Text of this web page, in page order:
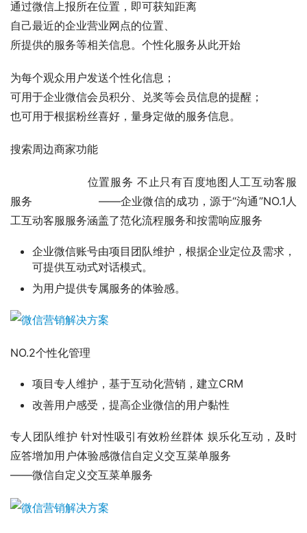
通过微信上报所在位置，即可获知距离
自己最近的企业营业网点的位置、
所提供的服务等相关信息。个性化服务从此开始
为每个观众用户发送个性化信息；
可用于企业微信会员积分、兑奖等会员信息的提醒；
也可用于根据粉丝喜好，量身定做的服务信息。
搜索周边商家功能
位置服务 不止只有百度地图人工互动客服
服务      ——企业微信的成功，源于“沟通”NO.1人
工互动客服服务涵盖了范化流程服务和按需响应服务
企业微信账号由项目团队维护，根据企业定位及需求，
可提供互动式对话模式。
为用户提供专属服务的体验感。
NO.2个性化管理
项目专人维护，基于互动化营销，建立CRM
改善用户感受，提高企业微信的用户黏性
专人团队维护 针对性吸引有效粉丝群体 娱乐化互动，及时
应答增加用户体验感微信自定义交互菜单服务
——微信自定义交互菜单服务